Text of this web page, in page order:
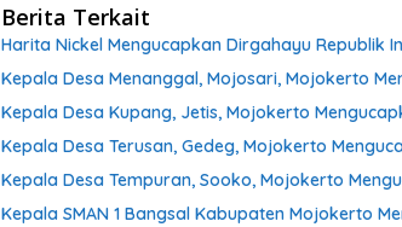
Berita Terkait
Harita Nickel Mengucapkan Dirgahayu Republik
Kepala Desa Menanggal, Mojosari, Mojokerto
Kepala Desa Kupang, Jetis, Mojokerto
Kepala Desa Terusan, Gedeg, Mojokerto
Kepala Desa Tempuran, Sooko, Mojokerto
Kepala SMAN 1 Bangsal Kabupaten Mojokerto